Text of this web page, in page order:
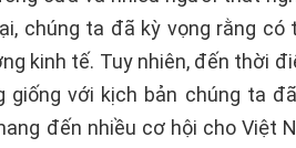
chúng ta đã kỳ vọng rằng có
kinh tế. Tuy nhiên, đến thời
với kịch bản chúng ta
đến nhiều cơ hội cho Việt